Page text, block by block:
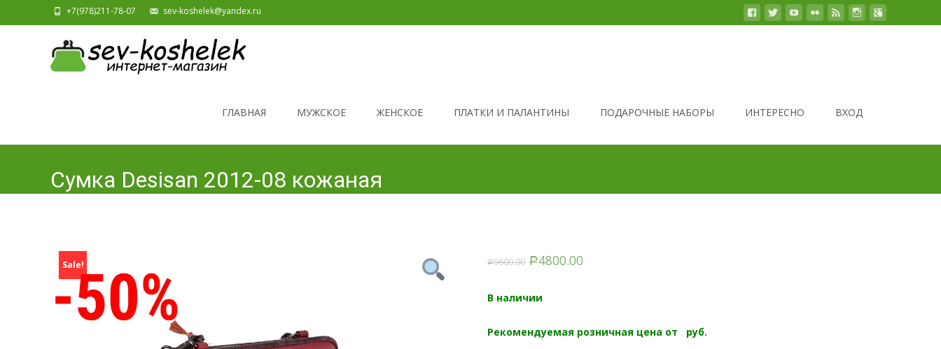
+7(978)211-78-07 sev-koshelek@yandex.ru
ГЛАВНАЯ
МУЖСКОЕ ЖЕНСКОЕ ПЛАТКИ И ПАЛАНТИНЫ ПОДАРОЧНЫЕ НАБОРЫ ИНТЕРЕСНО ВХОД
Cумка Desisan 2012-08 кожаная
Sale! Р9600.00 Р4800.00
В наличии
Рекомендуемая розничная цена от руб.